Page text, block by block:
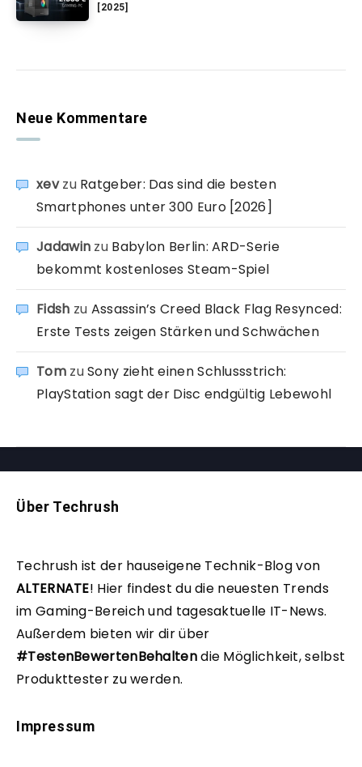
[2025]
Neue Kommentare
xevzu Ratgeber: Das sind die besten
Smartphones unter 300 Euro [2026]
Jadawin zu Babylon Berlin: ARD-Serie
bekommt kostenloses Steam-Spiel
Fidsh zu Assassin’s Creed Black Flag Resynced:
Erste Tests zeigen Stärken und Schwächen
TomzuSony zieht einen Schlussstrich:
PlayStation sagt der Disc endgültig Lebewohl
Über Techrush
Techrush ist der hauseigene Technik-Blog von
ALTERNATE! Hier findest du die neuesten Trends
im Gaming-Bereich und tagesaktuelle IT-News.
Außerdem bieten wir dir über
#TestenBewertenBehaltendie Möglichkeit, selbst
Produkttester zu werden.
Impressum